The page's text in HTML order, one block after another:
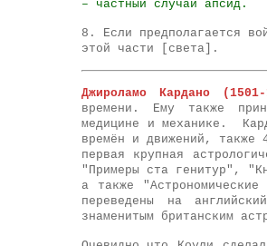
– частный случай апсид.
8. Если предполагается
этой части [света].
Джироламо Кардано (1501-
времени. Ему также
медицине и механике.
времён и движений, также
первая крупная
"Примеры ста генитур",
а также
переведены на
знаменитым британским